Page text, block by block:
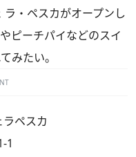
・ペスカがオープンし
ピーチパイなどのスイ
みたい。
ペスカ
1